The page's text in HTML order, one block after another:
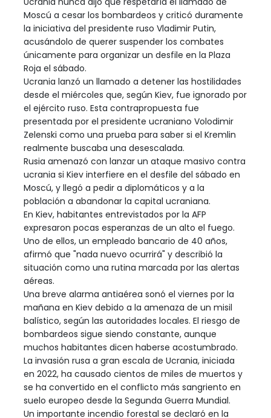
Moscú a cesar los bombardeos y criticó duramente
la iniciativa del presidente ruso Vladimir Putin,
acusándolo de querer suspender los combates
únicamente para organizar un desfile en la Plaza
Roja el sábado.
Ucrania lanzó un llamado a detener las hostilidades
desde el miércoles que, según Kiev, fue ignorado por
el ejército ruso. Esta contrapropuesta fue
presentada por el presidente ucraniano Volodimir
Zelenski como una prueba para saber si el Kremlin
realmente buscaba una desescalada.
Rusia amenazó con lanzar un ataque masivo contra
ucrania si Kiev interfiere en el desfile del sábado en
Moscú, y llegó a pedir a diplomáticos y a la
población a abandonar la capital ucraniana.
En Kiev, habitantes entrevistados por la AFP
expresaron pocas esperanzas de un alto el fuego.
Uno de ellos, un empleado bancario de 40 años,
afirmó que "nada nuevo ocurrirá" y describió la
situación como una rutina marcada por las alertas
aéreas.
Una breve alarma antiaérea sonó el viernes por la
mañana en Kiev debido a la amenaza de un misil
balístico, según las autoridades locales. El riesgo de
bombardeos sigue siendo constante, aunque
muchos habitantes dicen haberse acostumbrado.
La invasión rusa a gran escala de Ucrania, iniciada
en 2022, ha causado cientos de miles de muertos y
se ha convertido en el conflicto más sangriento en
suelo europeo desde la Segunda Guerra Mundial.
Un importante incendio forestal se declaró en la